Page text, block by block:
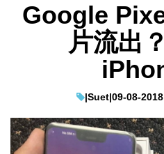
Facebook Instagram
教學評測
EduTech
Google
片流出
|Suet|09-08-